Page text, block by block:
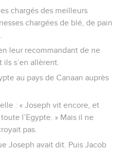
chargés des meilleurs
chargées de blé, de pain
leur recommandant de ne
s’en allèrent.
au pays de Canaan auprès
: « Joseph vit encore, et
l’Egypte. » Mais il ne
pas.
Joseph avait dit. Puis Jacob